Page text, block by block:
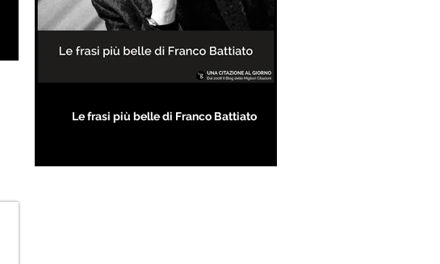
Le frasi più belle di Franco Battiato